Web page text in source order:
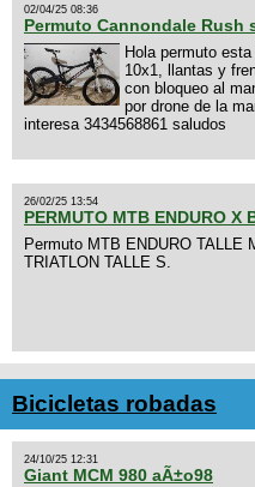
02/04/25 08:36
Permuto Cannondale Rush
Hola permuto
10x1, llantas y
con bloqueo al
por drone de la
interesa 3434568861 saludos
26/02/25 13:54
PERMUTO MTB ENDURO X
Permuto MTB ENDURO TALLE
TRIATLON TALLE S.
Bicicletas robadas
24/10/25 12:31
Giant MCM 980 aÃ±o98